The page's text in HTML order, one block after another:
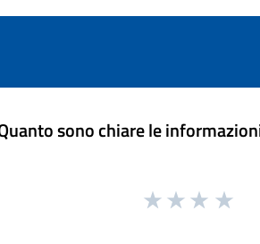
sono chiare le